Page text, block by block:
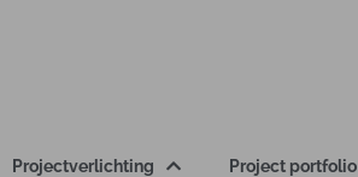
Projectverlichting Project portfolio